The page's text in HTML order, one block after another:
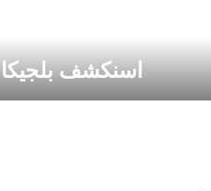
اسنكشف بلجيكا